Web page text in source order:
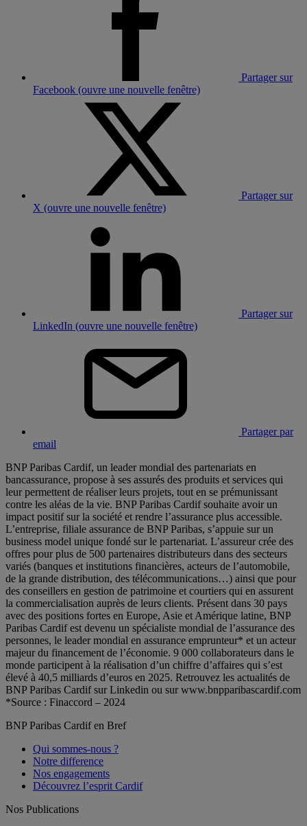
Partager sur
Facebook (ouvre une nouvelle fenêtre)
Partager sur
X (ouvre une nouvelle fenêtre)
Partager sur
LinkedIn (ouvre une nouvelle fenêtre)
Partager par
email
BNP Paribas Cardif, un leader mondial des partenariats en
bancassurance, propose à ses assurés des produits et services qui
leur permettent de réaliser leurs projets, tout en se prémunissant
contre les aléas de la vie. BNP Paribas Cardif souhaite avoir un
impact positif sur la société et rendre l’assurance plus accessible.
L’entreprise, filiale assurance de BNP Paribas, s’appuie sur un
business model unique fondé sur le partenariat. L’assureur crée des
offres pour plus de 500 partenaires distributeurs dans des secteurs
variés (banques et institutions financières, acteurs de l’automobile,
de la grande distribution, des télécommunications…) ainsi que pour
des conseillers en gestion de patrimoine et courtiers qui en assurent
la commercialisation auprès de leurs clients. Présent dans 30 pays
avec des positions fortes en Europe, Asie et Amérique latine, BNP
Paribas Cardif est devenu un spécialiste mondial de l’assurance des
personnes, le leader mondial en assurance emprunteur* et un acteur
majeur du financement de l’économie. 9 000 collaborateurs dans le
monde participent à la réalisation d’un chiffre d’affaires qui s’est
élevé à 40,5 milliards d’euros en 2025. Retrouvez les actualités de
BNP Paribas Cardif sur Linkedin ou sur www.bnpparibascardif.com
*Source : Finaccord – 2024
BNP Paribas Cardif en Bref
Qui sommes-nous ?
Notre difference
Nos engagements
Découvrez l’esprit Cardif
Nos Publications